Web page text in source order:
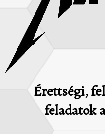
Érettségi,
feladatok